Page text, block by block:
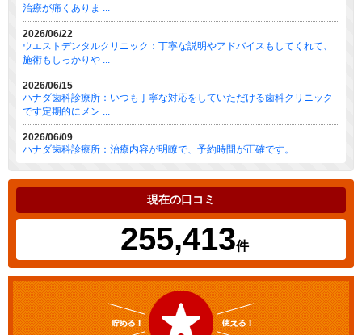
治療が痛くありま ...
2026/06/22
ウエストデンタルクリニック：丁寧な説明やアドバイスもしてくれて、
施術もしっかりや ...
2026/06/15
ハナダ歯科診療所：いつも丁寧な対応をしていただける歯科クリニック
です定期的にメン ...
2026/06/09
ハナダ歯科診療所：治療内容が明瞭で、予約時間が正確です。
現在の口コミ
255,413件